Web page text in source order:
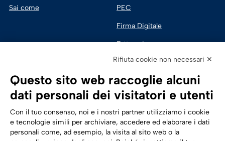
Sai come PEC
Firma Digitale
Fatturazione
Sicurezza Digitale
Cloud
Trasformazione digitale Seguici su:
Rifiuta cookie non necessari ✕
Questo sito web raccoglie alcuni
dati personali dei visitatori e utenti
Con il tuo consenso, noi e i nostri partner utilizziamo i cookie
e tecnologie simili per archiviare, accedere ed elaborare i dati
personali come, ad esempio, la visita al sito web o la